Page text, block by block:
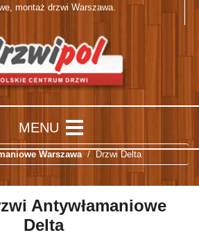
, montaż drzwi Warszawa.
Warszawa Drzwi Delta
Antywłamaniowe
Delta